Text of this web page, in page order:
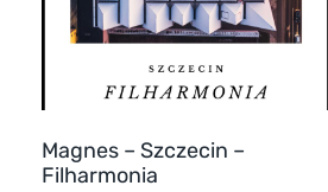
Magnes – Szczecin –
Filharmonia